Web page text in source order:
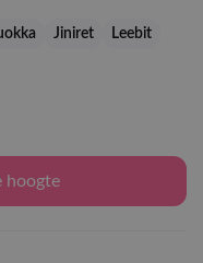
Jiniret
Leebit
hoogte